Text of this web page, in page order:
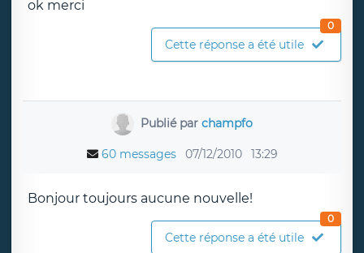
ok merci
Cette réponse a été utile
0
Publié par champfo
60 messages 07/12/2010 13:29
Bonjour toujours aucune nouvelle!
Cette réponse a été utile
0